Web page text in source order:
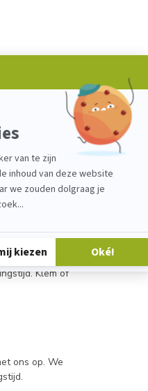
breng
Klem of
ons op. We